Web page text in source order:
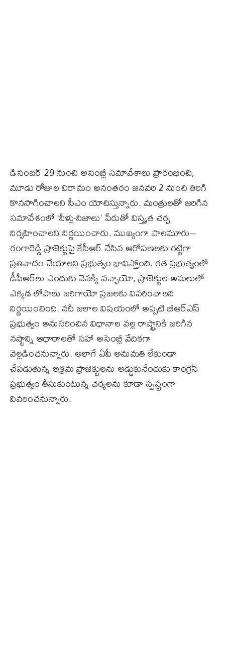
డిసెంబర్ 29 నుంచి అసెంబ్లీ సమావేశాలు ప్రారంభించి,
మూడు రోజుల విరామం అనంతరం జనవరి 2 నుంచి తిరిగి
కొనసాగించాలని సీఎం యోచిస్తున్నారు. మంత్రులతో జరిగిన
సమావేశంలో ‘నీళ్లు-నిజాలు’ పేరుతో విస్తృత చర్చ
నిర్వహించాలని నిర్ణయించారు. ముఖ్యంగా పాలమూరు–
రంగారెడ్డి ప్రాజెక్టుపై కేసీఆర్ చేసిన ఆరోపణలకు గట్టిగా
ప్రతివాదం చేయాలని ప్రభుత్వం భావిస్తోంది. గత ప్రభుత్వంలో
డీపీఆర్‌లు ఎందుకు వెనక్కి వచ్చాయో, ప్రాజెక్టుల అమలులో
ఎక్కడ లోపాలు జరిగాయో ప్రజలకు వివరించాలని
నిర్ణయించింది. నదీ జలాల విషయంలో అప్పటి బీఆర్ఎస్
ప్రభుత్వం అనుసరించిన విధానాల వల్ల రాష్ట్రానికి జరిగిన
నష్టాన్ని ఆధారాలతో సహా అసెంబ్లీ వేదికగా
వెల్లడించనున్నారు. అలాగే ఏపీ అనుమతి లేకుండా
చేపడుతున్న అక్రమ ప్రాజెక్టులను అడ్డుకునేందుకు కాంగ్రెస్
ప్రభుత్వం తీసుకుంటున్న చర్యలను కూడా స్పష్టంగా
వివరించనున్నారు.